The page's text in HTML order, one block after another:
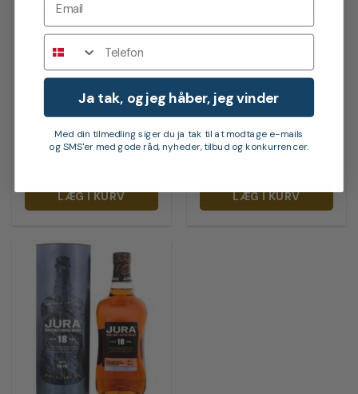
748,00kr.
Isle Of Jura The Loch er
modnet på amerikanske
egetræsfade, før den
blev færdiggjort på fade,
der tidligere indeholdt
30 år gammel Pedro
Ximénez sherry.
LÆG I KURV
er en vidunderlig
rund og harmonisk single
malt med blid røg og
intens sødme, som
kommer fra det skotske
Isle of Jura destilleri.
LÆG I KURV
Telefon
Ja tak, og jeg håber, jeg vinder
Med din tilmedling siger du ja tak til at modtage e-mails
og SMS'er med gode råd, nyheder, tilbud og konkurrencer.